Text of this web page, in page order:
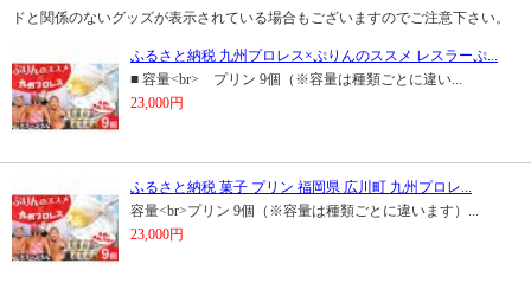
ドと関係のないグッズが表示されている場合もございますのでご注意下さい。
ふるさと納税 九州プロレス×ぷりんのススメ レスラーぷ...
■ 容量<br> プリン 9個（※容量は種類ごとに違い...
23,000円
ふるさと納税 菓子 プリン 福岡県 広川町 九州プロレ...
容量<br>プリン 9個（※容量は種類ごとに違います）...
23,000円